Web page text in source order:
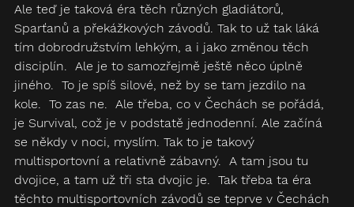
Ale teď je taková éra těch různých gladiátorů,
Sparťanů a překážkových závodů. Tak to už tak láká
tím dobrodružstvím lehkým, a i jako změnou těch
disciplín.  Ale je to samozřejmě ještě něco úplně
jiného.  To je spíš silové, než by se tam jezdilo na
kole.  To zas ne.  Ale třeba, co v Čechách se pořádá,
je Survival, což je v podstatě jednodenní. Ale začíná
se někdy v noci, myslím. Tak to je takový
multisportovní a relativně zábavný.  A tam jsou tu
dvojice, a tam už tři sta dvojic je.  Tak třeba ta éra
těchto multisportovních závodů se teprve v Čechách